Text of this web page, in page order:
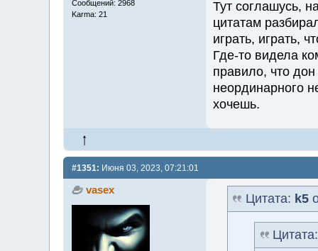
Сообщений: 2968
Karma: 21
Тут соглашусь,
цитатам
играть, играть,
Где-то видела
правило, что
неординарного
хочешь.
#1351: Июня 03, 2023, 07:21:01
vasex
Цитата: k5